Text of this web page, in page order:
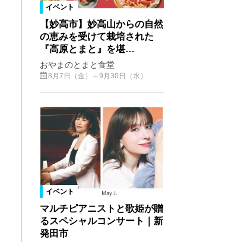
イベント
【妙高市】妙高山からの自然
の恵みを受けて栽培された
『高原とまと』を堪…
おやまのとまと食堂
8月7日（金）～9月30日（水）
イベント
マルチピアニストと歌姫が贈
るスペシャルコンサート｜新
発田市